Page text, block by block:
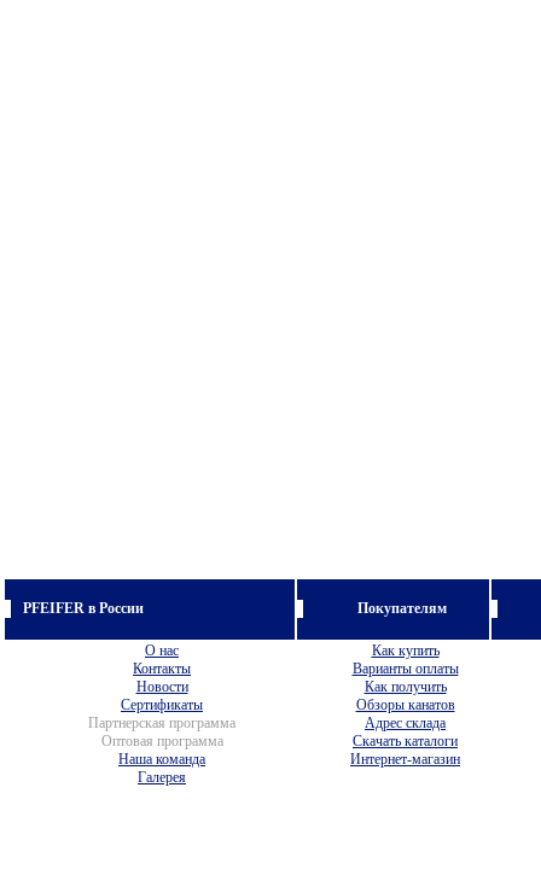
PFEIFER в России Покупателям
О нас
Контакты
Новости
Сертификаты
Партнерская программа
Оптовая программа
Наша команда
Галерея
Как купить
Варианты оплаты
Как получить
Обзоры канатов
Адрес склада
Скачать каталоги
Интернет-магазин